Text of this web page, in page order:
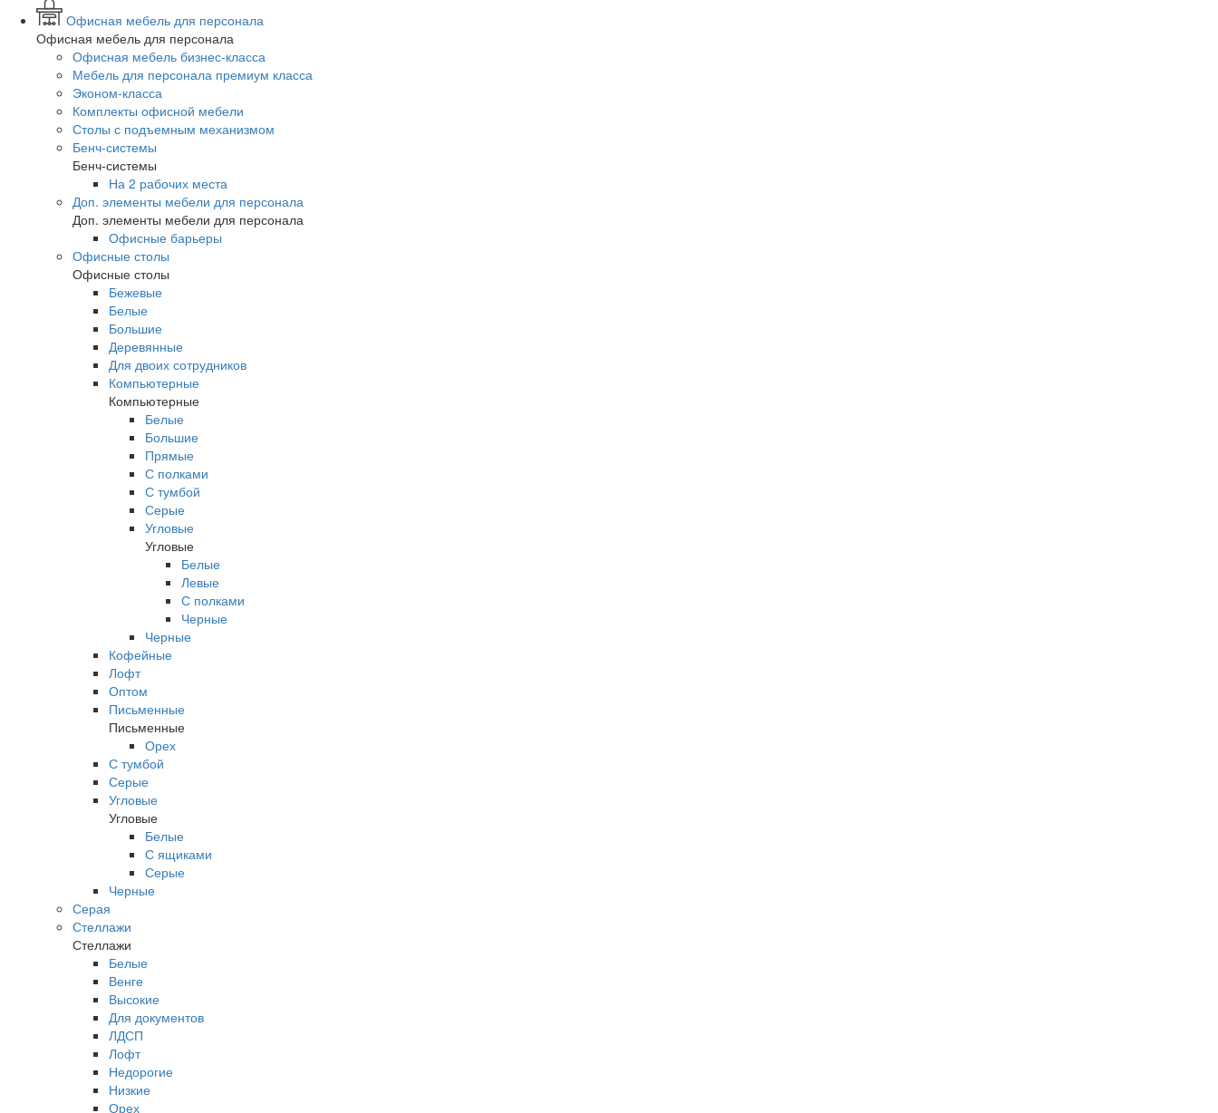
Офисная мебель для персонала
Офисная мебель для персонала
Офисная мебель бизнес-класса
Мебель для персонала премиум класса
Эконом-класса
Комплекты офисной мебели
Столы с подъемным механизмом
Бенч-системы
Бенч-системы
На 2 рабочих места
Доп. элементы мебели для персонала
Доп. элементы мебели для персонала
Офисные барьеры
Офисные столы
Офисные столы
Бежевые
Белые
Большие
Деревянные
Для двоих сотрудников
Компьютерные
Компьютерные
Белые
Большие
Прямые
С полками
С тумбой
Серые
Угловые
Угловые
Белые
Левые
С полками
Черные
Черные
Кофейные
Лофт
Оптом
Письменные
Письменные
Орех
С тумбой
Серые
Угловые
Угловые
Белые
С ящиками
Серые
Черные
Серая
Стеллажи
Стеллажи
Белые
Венге
Высокие
Для документов
ЛДСП
Лофт
Недорогие
Низкие
Орех